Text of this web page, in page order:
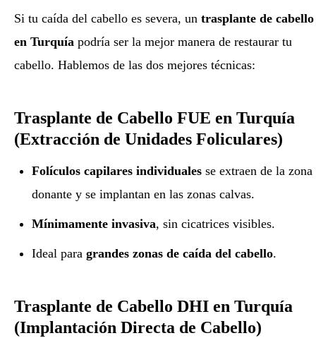
Si tu caída del cabello es severa, un trasplante de cabello
en Turquía podría ser la mejor manera de restaurar tu
cabello. Hablemos de las dos mejores técnicas:
Trasplante de Cabello FUE en Turquía
(Extracción de Unidades Foliculares)
Folículos capilares individuales se extraen de la zona
donante y se implantan en las zonas calvas.
Mínimamente invasiva, sin cicatrices visibles.
Ideal paragrandes zonas de caída del cabello.
Trasplante de Cabello DHI en Turquía
(Implantación Directa de Cabello)